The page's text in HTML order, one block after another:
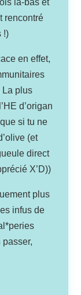
rencontré
!)
en effet,
La plus
d’origan
si tu ne
(et
direct
X’D))
plus
infus de
passer,